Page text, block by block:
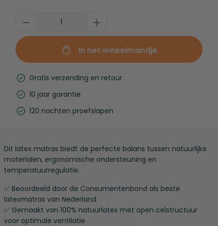
In het winkelmandje
Gratis verzending en retour
10 jaar garantie
120 nachten proefslapen
Dit latex matras biedt de perfecte balans tussen natuurlijke
materialen, ergonomische ondersteuning en
temperatuurregulatie.
✅ Beoordeeld door de Consumentenbond als beste
latexmatras van Nederland
✅ Gemaakt van 100% natuurlatex met open celstructuur
voor optimale ventilatie